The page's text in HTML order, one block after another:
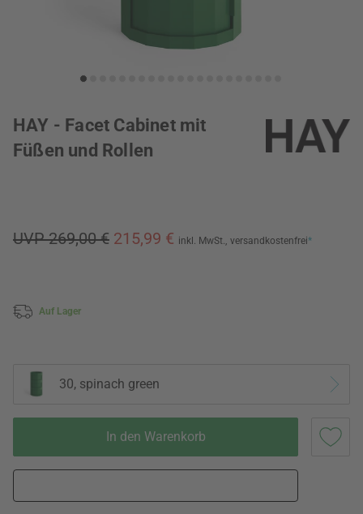
HAY - Facet Cabinet mit
Füßen und Rollen
UVP 269,00 € 215,99 € inkl. MwSt., versandkostenfrei*
Auf Lager
30, spinach green
In den Warenkorb